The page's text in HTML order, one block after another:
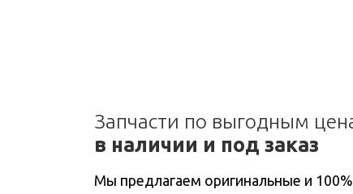
Запчасти по выгодным
в наличии и под заказ
Мы предлагаем оригинальные и